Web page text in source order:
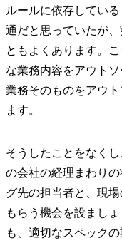
ルールに依存してい
通だと思っていたが
ともよくあります。
な業務内容をアウト
業務そのものをアウ
ます。
そうしたことをなく
の会社の経理まわり
グ先の担当者と、現
もらう機会を設まし
も、適切なスペック